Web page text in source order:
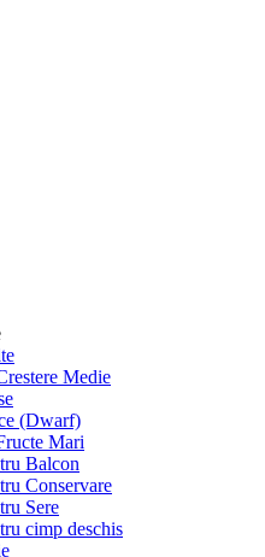
Medie
(Dwarf)
Mari
Balcon
Conservare
Sere
cimp deschis